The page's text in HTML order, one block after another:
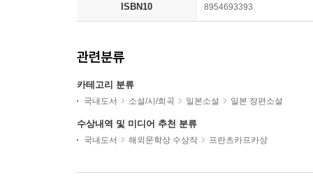
ISBN10 8954693393
관련분류
카테고리 분류
국내도서 소설/시/희곡 일본소설 일본 장편소설
수상내역 및 미디어 추천 분류
국내도서 해외문학상 수상작 프란츠카프카상